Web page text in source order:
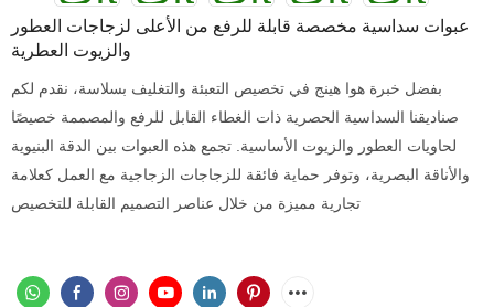
عبوات سداسية مخصصة قابلة للرفع من الأعلى لزجاجات العطور
والزيوت العطرية
بفضل خبرة هوا هينج في تخصيص التعبئة والتغليف بسلاسة، نقدم لكم
صناديقنا السداسية الحصرية ذات الغطاء القابل للرفع والمصممة خصيصًا
لحاويات العطور والزيوت الأساسية. تجمع هذه العبوات بين الدقة البنيوية
والأناقة البصرية، وتوفر حماية فائقة للزجاجات الزجاجية مع العمل كعلامة
تجارية مميزة من خلال عناصر التصميم القابلة للتخصيص